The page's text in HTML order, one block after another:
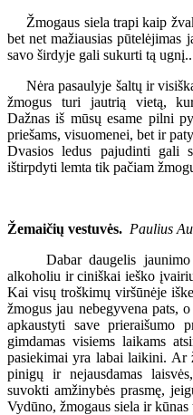
Žmogaus siela trapi kaip
bet net mažiausias pūtelėjimas
savo širdyje gali sukurti tą
Nėra pasaulyje šaltų ir
žmogus turi jautrią vietą,
Dažnas iš mūsų esame pilni
priešams, visuomenei, bet ir
Dvasios ledus pajudinti gali
ištirpdyti lemta tik pačiam
Žemaičių vestuvės. Paulius
Dabar daugelis jaunimo
alkoholiu ir ciniškai ieško
Kai visų troškimų viršūnėje
žmogus jau nebegyvena pats,
apkaustyti save prieraišumo
gimdamas visiems laikams
pasiekimai yra labai laikini. Ar
pinigų ir nejausdamas
suvokti amžinybės prasmę,
Vydūno, žmogaus siela ir